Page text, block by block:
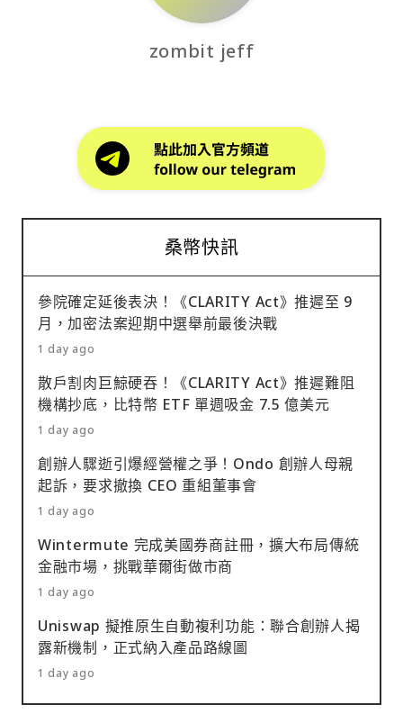
zombit jeff
桑幣快訊
參院確定延後表決！《CLARITY Act》推遲至 9
月，加密法案迎期中選舉前最後決戰
1 day ago
散戶割肉巨鯨硬吞！《CLARITY Act》推遲難阻
機構抄底，比特幣 ETF 單週吸金 7.5 億美元
1 day ago
創辦人驟逝引爆經營權之爭！Ondo 創辦人母親
起訴，要求撤換 CEO 重組董事會
1 day ago
Wintermute 完成美國券商註冊，擴大布局傳統
金融市場，挑戰華爾街做市商
1 day ago
Uniswap 擬推原生自動複利功能：聯合創辦人揭
露新機制，正式納入產品路線圖
1 day ago